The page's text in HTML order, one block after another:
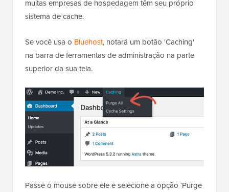
muitas empresas de hospedagem têm seu próprio
sistema de cache.
Se você usa o Bluehost, notará um botão 'Caching'
na barra de ferramentas de administração na parte
superior da sua tela.
Passe o mouse sobre ele e selecione a opção ‘Purge